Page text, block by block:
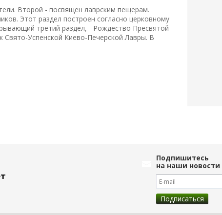
Второй - посвящен лаврским пещерам.
Этот раздел построен согласно церковному
третий раздел, - Рождество Пресвятой
Успенской Киево-Печерской Лавры. В
Подпишитесь
на наши новости